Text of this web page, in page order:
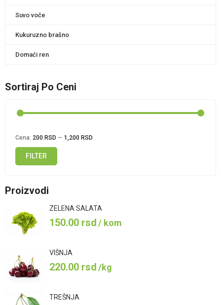
Suvo voće
Kukuruzno brašno
Domaći ren
Sortiraj Po Ceni
cena
cena
FILTER
Cena: 200 RSD — 1,200 RSD
Proizvodi
ZELENA SALATA
150.00 rsd/ kom
VIŠNJA
220.00 rsd/kg
TREŠNJA